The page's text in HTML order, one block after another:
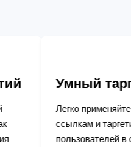
ограничения к своим
и таргетируйте
в определенных
и на определенных языках с